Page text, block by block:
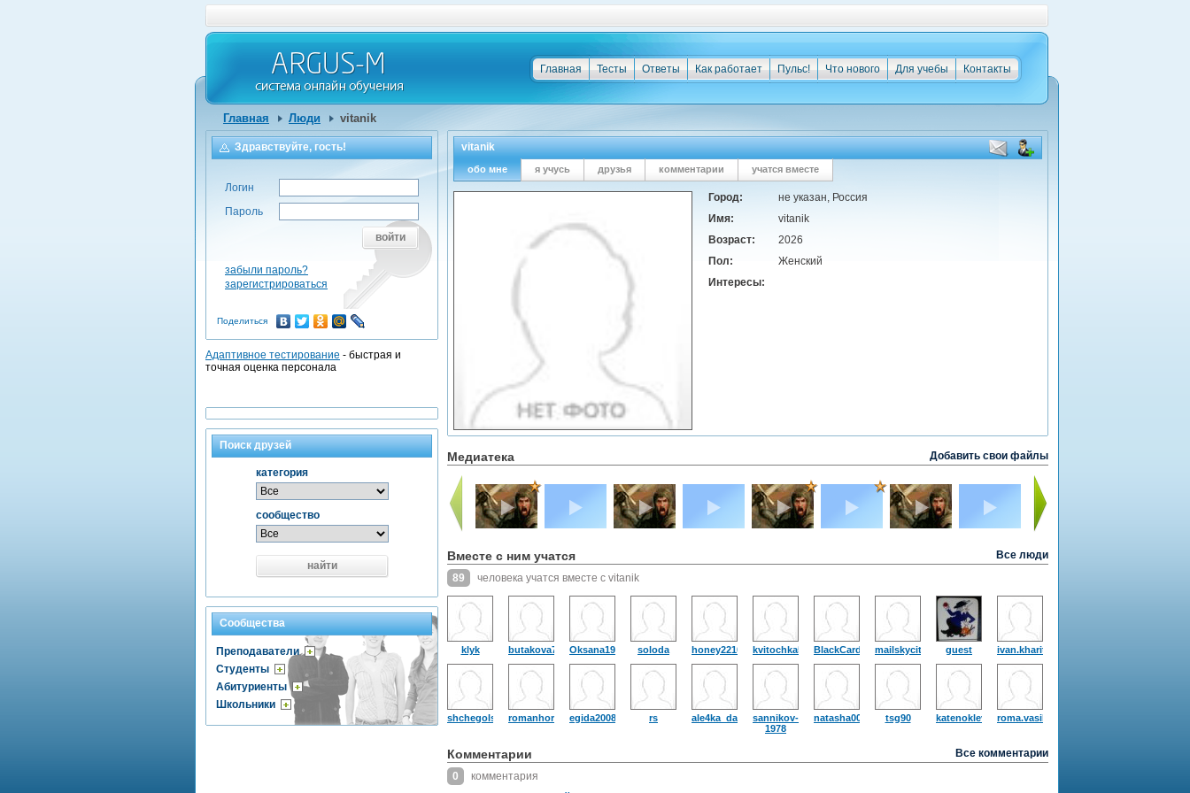
Контакты
Для учебы
Что нового
Пульс!
Как работает
Ответы
Тесты
Главная
Главная Люди vitanik
vitanik
обо мне я учусь друзья комментарии учатся вместе
Город:
не указан, Россия
Имя:
vitanik
Возраст:
2026
Пол:
Женский
Интересы:
Медиатека Добавить свои файлы
Вместе с ним учатся
Все люди
89
человека учатся вместе с vitanik
klyk butakova70 Oksana1970 soloda honey221092 kvitochka5 BlackCardinalmailskycitylife guest ivan.kharitonoff
shchegolsr romanhorizontegida2008 rs ale4ka_davudovasannikov-
1978
natasha00108 tsg90 katenokleva roma.vasilev.1986
Комментарии
Все комментарии
0
комментария
Здравствуйте, гость!
Логин
Пароль
войти
забыли пароль?
зарегистрироваться
Поделиться
Адаптивное тестирование - быстрая и
точная оценка персонала
Поиск друзей
категория
сообщество
найти
Сообщества
Преподаватели
Студенты
Абитуриенты
Школьники